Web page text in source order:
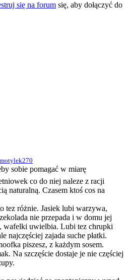
się na forum się, aby dołączyć do
motylek270
sobie pomagać w miarę
co do niej naleze z racji
naturalną. Czasem ktoś cos na
tez różnie. Jasiek lubi warzywa,
nie przepada i w domu jej
wafelki uwielbia. Lubi tez chrupki
najczęściej zajada suche płatki.
piszesz, z każdym sosem.
Na szczęście dostaje je nie częściej